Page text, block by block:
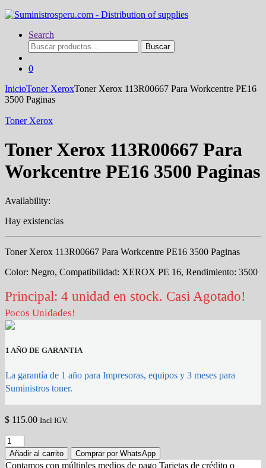
Search
Buscar
por:
Buscar
0
InicioToner XeroxToner Xerox 113R00667 Para Workcentre PE16
3500 Paginas
Toner Xerox
Toner Xerox 113R00667 Para
Workcentre PE16 3500 Paginas
Availability:
Hay existencias
Toner Xerox 113R00667 Para Workcentre PE16 3500 Paginas
Color: Negro, Compatibilidad: XEROX PE 16, Rendimiento: 3500
Principal: 4 unidad en stock. Casi Agotado!
Pocos Unidades!
1 AÑO DE GARANTIA
La garantía de 1 año para Impresoras, equipos y 3 meses para
Suministros toner.
$ 115.00 Incl IGV.
Toner
Xerox
113R00667
Añadir al carrito Comprar por WhatsApp
Contamos con múltiples medios de pago Tarjetas de crédito o